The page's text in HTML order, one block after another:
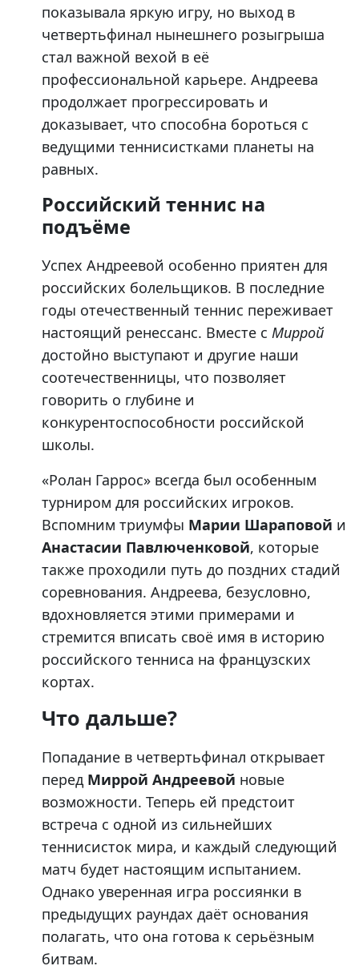
показывала яркую игру, но выход в
четвертьфинал нынешнего розыгрыша
стал важной вехой в её
профессиональной карьере. Андреева
продолжает прогрессировать и
доказывает, что способна бороться с
ведущими теннисистками планеты на
равных.
Российский теннис на
подъёме
Успех Андреевой особенно приятен для
российских болельщиков. В последние
годы отечественный теннис переживает
настоящий ренессанс. Вместе с Миррой
достойно выступают и другие наши
соотечественницы, что позволяет
говорить о глубине и
конкурентоспособности российской
школы.
«Ролан Гаррос» всегда был особенным
турниром для российских игроков.
Вспомним триумфы Марии Шараповой и
Анастасии Павлюченковой, которые
также проходили путь до поздних стадий
соревнования. Андреева, безусловно,
вдохновляется этими примерами и
стремится вписать своё имя в историю
российского тенниса на французских
кортах.
Что дальше?
Попадание в четвертьфинал открывает
перед Миррой Андреевой новые
возможности. Теперь ей предстоит
встреча с одной из сильнейших
теннисисток мира, и каждый следующий
матч будет настоящим испытанием.
Однако уверенная игра россиянки в
предыдущих раундах даёт основания
полагать, что она готова к серьёзным
битвам.